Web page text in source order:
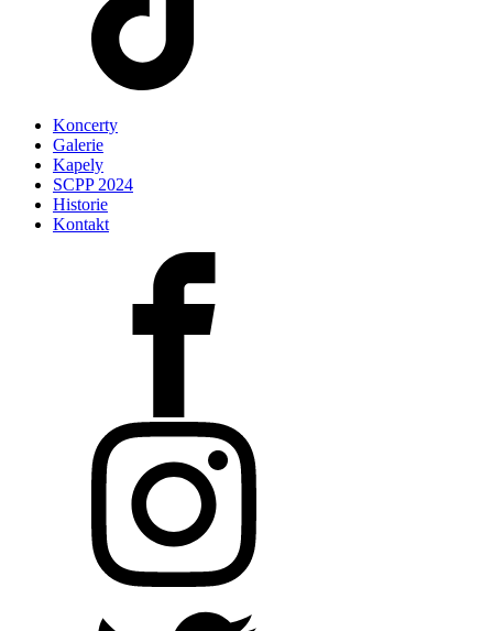
Koncerty
Galerie
Kapely
SCPP 2024
Historie
Kontakt